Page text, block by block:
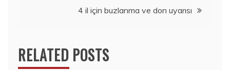
4 il için buzlanma ve don uyarısı
RELATED POSTS